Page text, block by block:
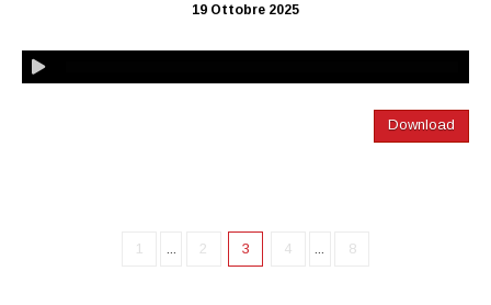
19 Ottobre 2025
Download
1 ... 2 3 4 ... 8